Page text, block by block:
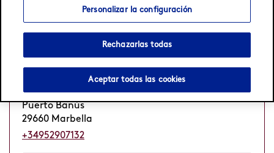
Puerto Banus
Muelle de la Ribera, Local 17, Casa F
Puerto Banús
29660 Marbella
+34952907132
Personalizar la configuración
Rechazarlas todas
Aceptar todas las cookies